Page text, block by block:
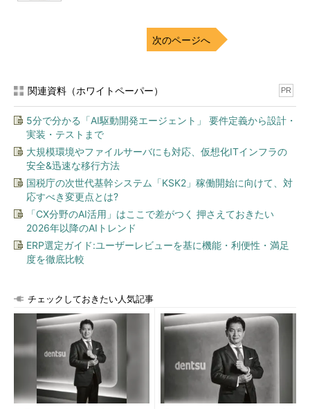
次のページへ
関連資料（ホワイトペーパー） PR
5分で分かる「AI駆動開発エージェント」 要件定義から設計・
実装・テストまで
大規模環境やファイルサーバにも対応、仮想化ITインフラの
安全&迅速な移行方法
国税庁の次世代基幹システム「KSK2」稼働開始に向けて、対
応すべき変更点とは?
「CX分野のAI活用」はここで差がつく 押さえておきたい
2026年以降のAIトレンド
ERP選定ガイド:ユーザーレビューを基に機能・利便性・満足
度を徹底比較
チェックしておきたい人気記事